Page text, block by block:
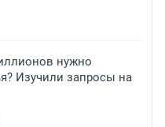
нужно
Изучили запросы на